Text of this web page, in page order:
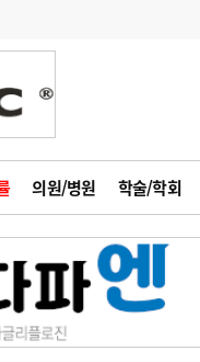
의원/병원 학술/학회
주의 검색어
의사인력 수급 추계
성분명 처방
AI의료
전공의 모집 결과
피플
중소병원
모집
제 임상의사 채용